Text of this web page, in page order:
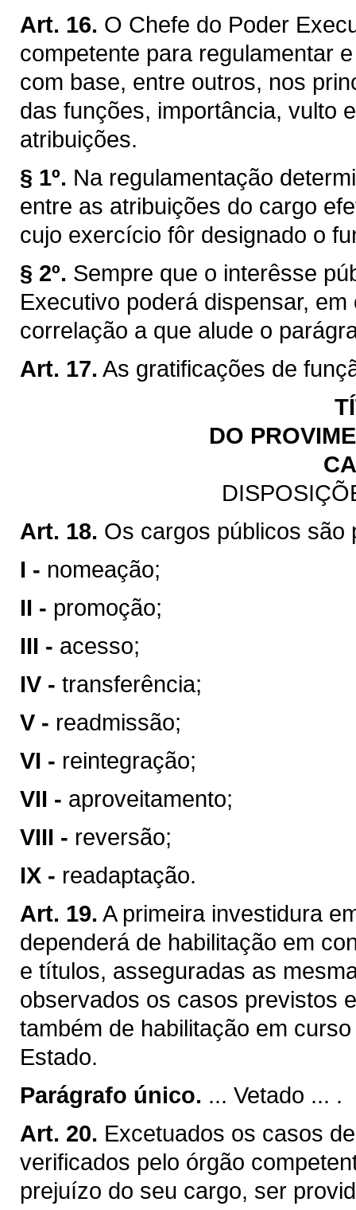
Art. 16. O Chefe do Poder
competente para regulamentar
com base, entre outros, nos
das funções, importância, vulto
atribuições.
§ 1º. Na regulamentação
entre as atribuições do cargo
cujo exercício fôr designado o
§ 2º. Sempre que o interêsse
Executivo poderá dispensar,
correlação a que alude o
Art. 17. As gratificações de
DO
Art. 18. Os cargos públicos são
I - nomeação;
II - promoção;
III - acesso;
IV - transferência;
V - readmissão;
VI - reintegração;
VII - aproveitamento;
VIII - reversão;
IX - readaptação.
Art. 19. A primeira investidura
dependerá de habilitação em
e títulos, asseguradas as
observados os casos previstos
também de habilitação em
Estado.
Parágrafo único. ... Vetado ... .
Art. 20. Excetuados os casos
verificados pelo órgão
prejuízo do seu cargo, ser